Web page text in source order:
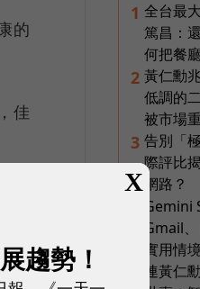
的
佳
1 全台最
篤昌：
何把餐
2 黃仁勳
低調的
被市場
3 告別「
際評比
網路？
Gemini
Gmail
實用情
連黃仁
X
趨勢！